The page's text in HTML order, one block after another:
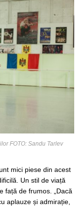
FOTO: Sandu Tarlev
mici piese din acest
Un stil de viață
față de frumos. „Dacă
aplauze și admirație,